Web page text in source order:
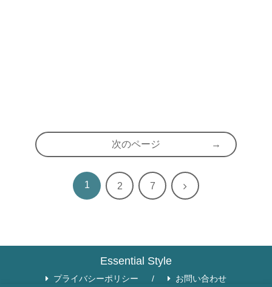
次のページ
1 2 7 次
Essential Style
プライバシーポリシー お問い合わせ